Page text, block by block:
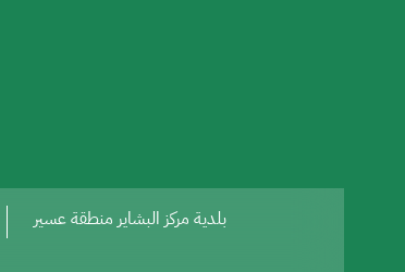
بلدية مركز البشاير منطقة عسير